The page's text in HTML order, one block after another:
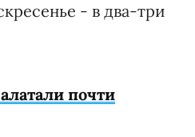
- в два-три
почти